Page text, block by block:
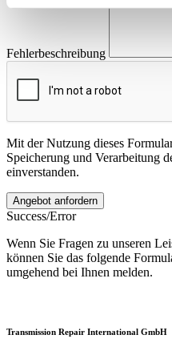
Fehlerbeschreibung
Mit der Nutzung dieses
Speicherung und Verarbeitung
einverstanden.
Success/Error
Wenn Sie Fragen zu unseren
können Sie das folgende
umgehend bei Ihnen melden.
Transmission Repair International GmbH